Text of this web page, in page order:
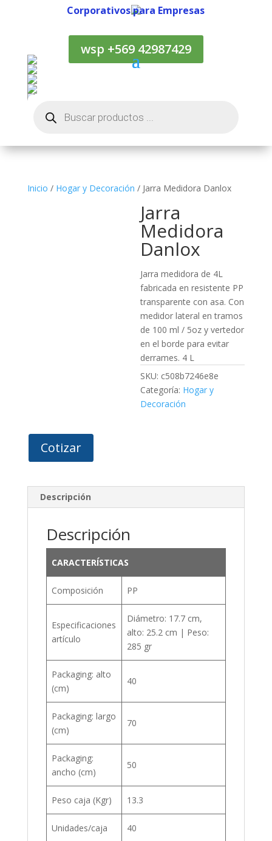
Corporativos para Empresas
wsp +569 42987429
productos
Inicio / Hogar y Decoración / Jarra Medidora Danlox
Jarra
Medidora
Danlox
Jarra medidora de 4L
fabricada en resistente PP
transparente con asa. Con
medidor lateral en tramos
de 100 ml / 5oz y vertedor
en el borde para evitar
derrames. 4 L
SKU: c508b7246e8e
Categoría: Hogar y
Decoración
Cotizar
Descripción
Descripción
CARACTERÍSTICAS
Composición PP
Especificaciones
artículo
Diámetro: 17.7 cm,
alto: 25.2 cm | Peso:
285 gr
Packaging: alto
(cm)
40
Packaging: largo
(cm)
70
Packaging:
ancho (cm)
50
Peso caja (Kgr) 13.3
Unidades/caja 40